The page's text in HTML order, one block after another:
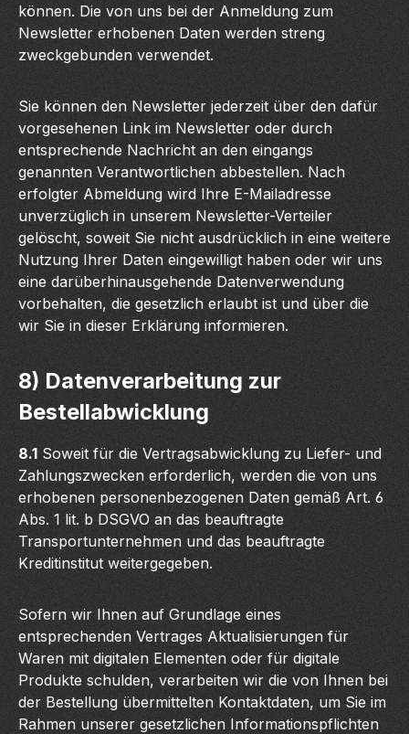
können. Die von uns bei der Anmeldung zum
Newsletter erhobenen Daten werden streng
zweckgebunden verwendet.
Sie können den Newsletter jederzeit über den dafür
vorgesehenen Link im Newsletter oder durch
entsprechende Nachricht an den eingangs
genannten Verantwortlichen abbestellen. Nach
erfolgter Abmeldung wird Ihre E-Mailadresse
unverzüglich in unserem Newsletter-Verteiler
gelöscht, soweit Sie nicht ausdrücklich in eine weitere
Nutzung Ihrer Daten eingewilligt haben oder wir uns
eine darüberhinausgehende Datenverwendung
vorbehalten, die gesetzlich erlaubt ist und über die
wir Sie in dieser Erklärung informieren.
8) Datenverarbeitung zur
Bestellabwicklung
8.1 Soweit für die Vertragsabwicklung zu Liefer- und
Zahlungszwecken erforderlich, werden die von uns
erhobenen personenbezogenen Daten gemäß Art. 6
Abs. 1 lit. b DSGVO an das beauftragte
Transportunternehmen und das beauftragte
Kreditinstitut weitergegeben.
Sofern wir Ihnen auf Grundlage eines
entsprechenden Vertrages Aktualisierungen für
Waren mit digitalen Elementen oder für digitale
Produkte schulden, verarbeiten wir die von Ihnen bei
der Bestellung übermittelten Kontaktdaten, um Sie im
Rahmen unserer gesetzlichen Informationspflichten